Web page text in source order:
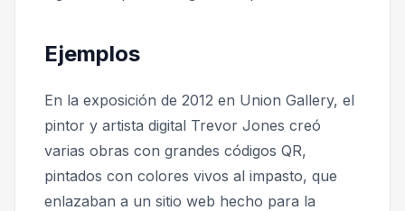
Ejemplos
En la exposición de 2012 en Union Gallery, el
pintor y artista digital Trevor Jones creó
varias obras con grandes códigos QR,
pintados con colores vivos al impasto, que
enlazaban a un sitio web hecho para la